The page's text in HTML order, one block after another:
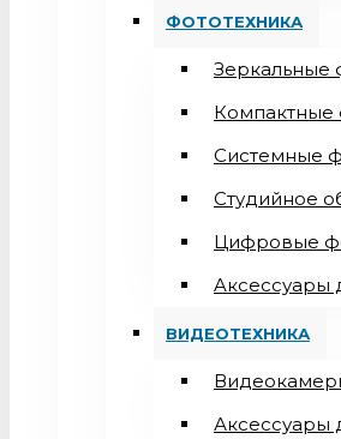
ФОТОТЕХНИКА
Зеркальные
Компактные
Системные
Студийное
Цифровые
Aксессуары
ВИДЕОТЕХНИКА
Аксессуары